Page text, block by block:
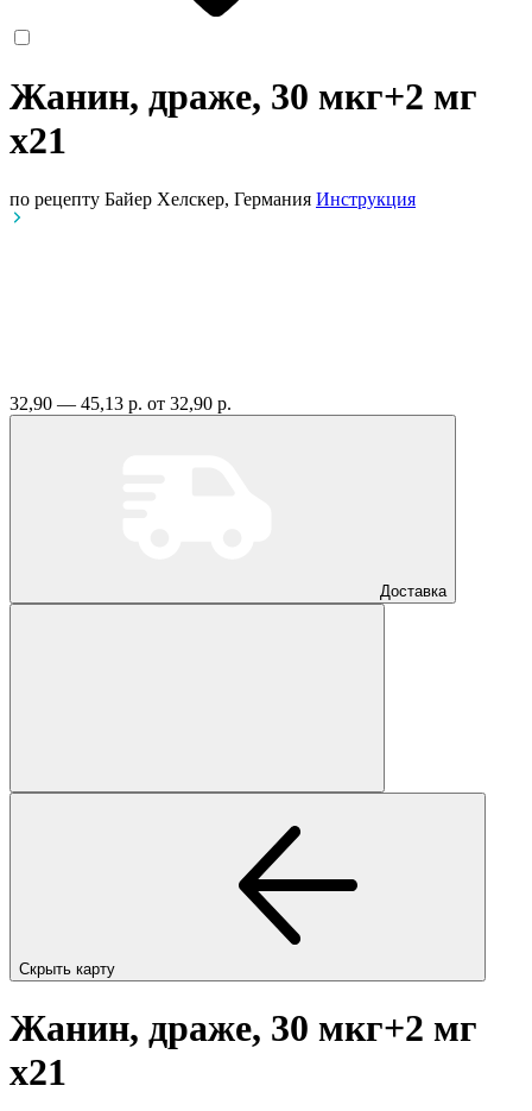
Жанин, драже, 30 мкг+2 мг
x21
по рецепту Байер Хелскер, Германия Инструкция
32,90 — 45,13 р. от 32,90 р.
Доставка
Скрыть карту
Жанин, драже, 30 мкг+2 мг
x21